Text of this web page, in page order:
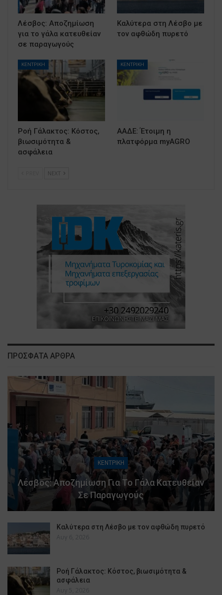
Λέσβος: Αποζημίωση
για το γάλα κατευθείαν
σε παραγωγούς
Καλύτερα στη Λέσβο με
τον αφθώδη πυρετό
ΚΕΝΤΡΙΚΗ
Ροή Γάλακτος: Κόστος,
βιωσιμότητα &
ασφάλεια
ΚΕΝΤΡΙΚΗ
ΑΑΔΕ: Έτοιμη η
πλατφόρμα myAGRO
NEXT
ΠΡΟΣΦΑΤΑ ΑΡΘΡΑ
ΚΕΝΤΡΙΚΗ
Λέσβος: Αποζημίωση Για Το Γάλα Κατευθείαν
Σε Παραγωγούς
Καλύτερα στη Λέσβο με τον αφθώδη πυρετό
Αυγ 6, 2026
Ροή Γάλακτος: Κόστος, βιωσιμότητα &
ασφάλεια
Αυγ 5, 2026